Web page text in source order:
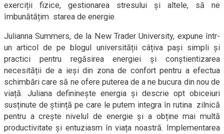
exerciții fizice, gestionarea stresului și altele, să ne
îmbunătățim starea de energie.
Julianna Summers, de la New Trader University, expune într-
un articol de pe blogul universității câțiva pași simpli și
practici pentru regăsirea energiei și conștientizarea
necesității de a ieși din zona de confort pentru a efectua
schimbări care să ne ofere puterea de a ne bucura din nou de
viață. Juliana defininește energia și descrie opt obiceiuri
susținute de știință pe care le putem integra în rutina zilnică
pentru a crește nivelul de energie și a obține mai multă
productivitate și entuziasm în viața noastră. Implementarea